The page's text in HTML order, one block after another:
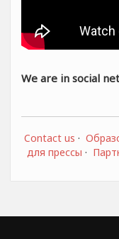
We are in social
Contact us ·
для прессы ·